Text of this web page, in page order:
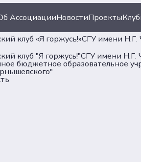
АссоциацииНовостиПроекты
клуб «Я горжусь!»СГУ имени
клуб "Я горжусь!"СГУ имени Н.Г.
бюджетное образовательное
Партнеры